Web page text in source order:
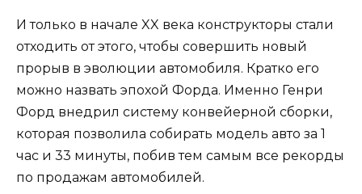
И только в начале XX века конструкторы стали
отходить от этого, чтобы совершить новый
прорыв в эволюции автомобиля. Кратко его
можно назвать эпохой Форда. Именно Генри
Форд внедрил систему конвейерной сборки,
которая позволила собирать модель авто за 1
час и 33 минуты, побив тем самым все рекорды
по продажам автомобилей.